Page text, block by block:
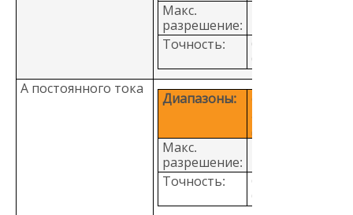
Макс.
разрешение:
Точность:
0,02 +
0,003
А постоянного тока
Диапазоны:
от
200 мкА
до 10 А
Макс.
разрешение:
Точность:
0,02 +
0,005